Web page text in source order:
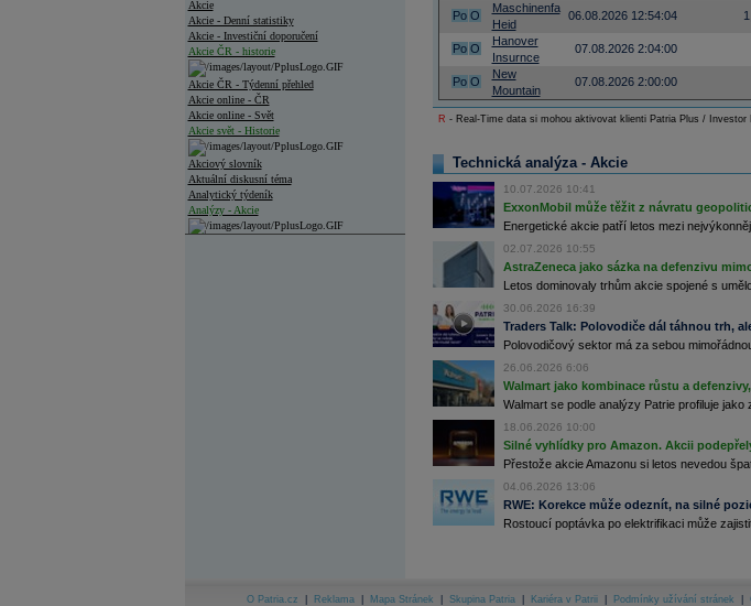
Akcie
Akcie - Denní statistiky
Akcie - Investiční doporučení
Akcie ČR - historie
Akcie ČR - Týdenní přehled
Akcie online - ČR
Akcie online - Svět
Akcie svět - Historie
Akciový slovník
Aktuální diskusní téma
Analytický týdeník
Analýzy - Akcie
Archiv - Treasury alerty
Po O
Maschinenfa
Heid
06.08.2026 12:54:04
Po O
Hanover
Insurnce
07.08.2026 2:04:00
Po O
New
Mountain
07.08.2026 2:00:00
R - Real-Time data si mohou aktivovat klienti Patria Plus / Investor
Technická analýza - Akcie
10.07.2026 10:41
ExxonMobil může těžit z návratu
Energetické akcie patří letos mezi
02.07.2026 10:55
AstraZeneca jako sázka na defenzivu
Letos dominovaly trhům akcie spojené s
30.06.2026 16:39
Traders Talk: Polovodiče dál táhnou trh,
Polovodičový sektor má za sebou
26.06.2026 6:06
Walmart jako kombinace růstu a
Walmart se podle analýzy Patrie profiluje jako
18.06.2026 10:00
Silné vyhlídky pro Amazon. Akcii
Přestože akcie Amazonu si letos nevedou
04.06.2026 13:06
RWE: Korekce může odeznít, na silné
Rostoucí poptávka po elektrifikaci může
O Patria.cz Reklama Mapa Stránek Skupina Patria Kariéra v Patrii Podmínky užívání stránek